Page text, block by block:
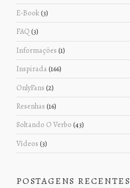
E-Book(3)
FAQ (3)
Informações (1)
Inspirada (166)
OnlyFans (2)
Resenhas (16)
Soltando O Verbo (43)
Vídeos (3)
POSTAGENS RECENTES